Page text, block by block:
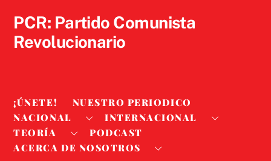
PCR: Partido Comunista
Revolucionario
¡ÚNETE!
NUESTRO PERIODICO
NACIONAL
INTERNACIONAL
TEORÍA
PODCAST
ACERCA DE NOSOTROS